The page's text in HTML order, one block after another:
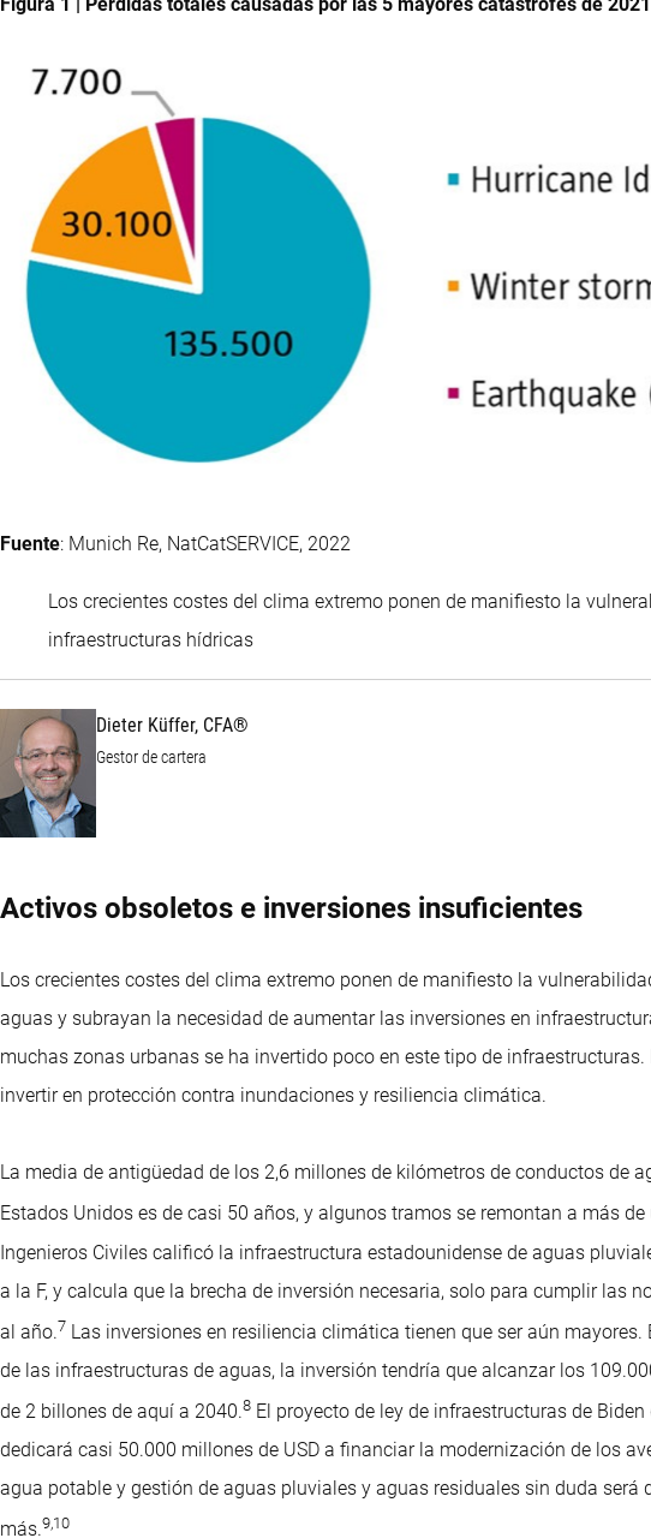
Fuente: Munich Re, NatCatSERVICE, 2022
Los crecientes costes del clima extremo ponen de manifiesto la
infraestructuras hídricasDieter Küffer, CFA®
Dieter Küffer, CFA®
Gestor de cartera
Activos obsoletos e inversiones insuficientes
Los crecientes costes del clima extremo ponen de manifiesto la
aguas y subrayan la necesidad de aumentar las inversiones en
muchas zonas urbanas se ha invertido poco en este tipo de
invertir en protección contra inundaciones y resiliencia climática.
La media de antigüedad de los 2,6 millones de kilómetros de conductos de
Estados Unidos es de casi 50 años, y algunos tramos se remontan a más de
Ingenieros Civiles calificó la infraestructura estadounidense de aguas
a la F, y calcula que la brecha de inversión necesaria, solo para cumplir las
al año.7 Las inversiones en resiliencia climática tienen que ser aún
de las infraestructuras de aguas, la inversión tendría que alcanzar los
de 2 billones de aquí a 2040.8 El proyecto de ley de infraestructuras de
dedicará casi 50.000 millones de USD a financiar la modernización de los
agua potable y gestión de aguas pluviales y aguas residuales sin duda será
más.9,10